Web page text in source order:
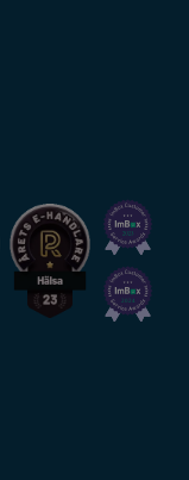
2024